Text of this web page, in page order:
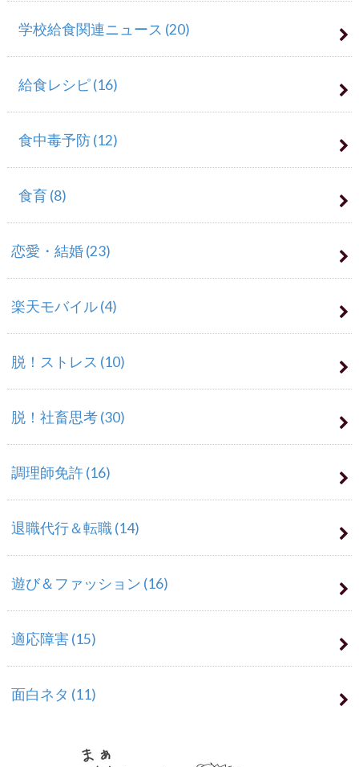
学校給食関連ニュース (20)
給食レシピ(16)
食中毒予防(12)
食育(8)
恋愛・結婚(23)
楽天モバイル(4)
脱！ストレス (10)
脱！社畜思考(30)
調理師免許(16)
退職代行＆転職(14)
遊び＆ファッション (16)
適応障害 (15)
面白ネタ (11)